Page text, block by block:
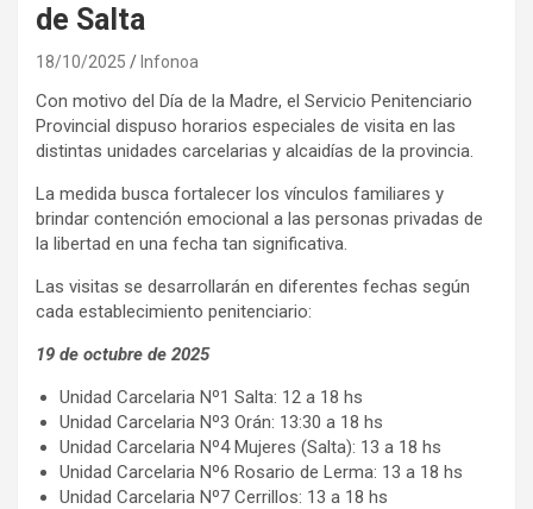
de Salta
18/10/2025 Infonoa
Con motivo del Día de la Madre, el Servicio Penitenciario
Provincial dispuso horarios especiales de visita en las
distintas unidades carcelarias y alcaidías de la provincia.
La medida busca fortalecer los vínculos familiares y
brindar contención emocional a las personas privadas de
la libertad en una fecha tan significativa.
Las visitas se desarrollarán en diferentes fechas según
cada establecimiento penitenciario:
19 de octubre de 2025
Unidad Carcelaria Nº1 Salta: 12 a 18 hs
Unidad Carcelaria Nº3 Orán: 13:30 a 18 hs
Unidad Carcelaria Nº4 Mujeres (Salta): 13 a 18 hs
Unidad Carcelaria Nº6 Rosario de Lerma: 13 a 18 hs
Unidad Carcelaria Nº7 Cerrillos: 13 a 18 hs